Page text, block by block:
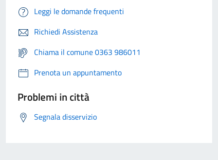
Leggi le domande frequenti
Richiedi Assistenza
Chiama il comune 0363 986011
Prenota un appuntamento
Problemi in città
Segnala disservizio